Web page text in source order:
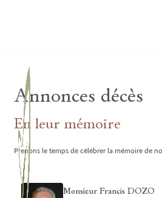
Annonces décès
En leur mémoire
Prenons le temps de célébrer la mémoire de
Monsieur Francis DOZO